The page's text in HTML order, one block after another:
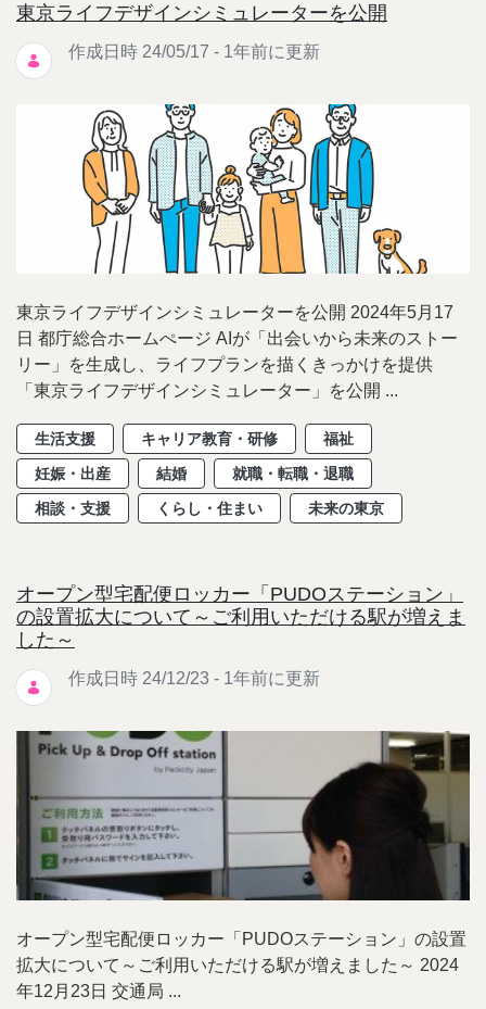
東京ライフデザインシミュレーターを公開
作成日時 24/05/17 - 1年前に更新
東京ライフデザインシミュレーターを公開 2024年5月17
日 都庁総合ホームぺージ AIが「出会いから未来のストー
リー」を生成し、ライフプランを描くきっかけを提供
「東京ライフデザインシミュレーター」を公開 ...
生活支援 キャリア教育・研修
福祉
妊娠・出産
結婚
就職・転職・退職
相談・支援
くらし・住まい 未来の東京
オープン型宅配便ロッカー「PUDOステーション」
の設置拡大について～ご利用いただける駅が増えま
した～
作成日時 24/12/23 - 1年前に更新
オープン型宅配便ロッカー「PUDOステーション」の設置
拡大について～ご利用いただける駅が増えました～ 2024
年12月23日 交通局 ...